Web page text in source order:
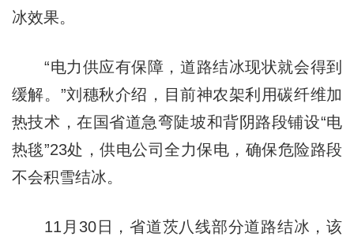
冰效果。
“电力供应有保障，道路结冰现状就会得到
缓解。”刘穗秋介绍，目前神农架利用碳纤维加
热技术，在国省道急弯陡坡和背阴路段铺设“电
热毯”23处，供电公司全力保电，确保危险路段
不会积雪结冰。
11月30日，省道茨八线部分道路结冰，该